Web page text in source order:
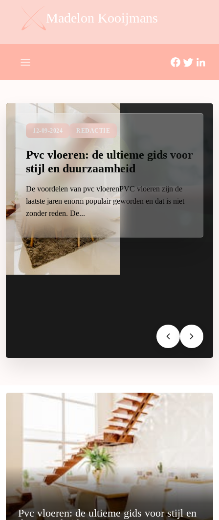
Madelon Kooijmans
30-08-2024 REDACTIE
De juiste zaden kiezen bij een
Seedshop: dit is hoe je dat doet!
Het kiezen van de juiste zaden kan voelen als het
zoeken naar een speld in een hooiberg, vooral als je
voor het eerst...
Pvc vloeren: de ultieme gids voor stijl en